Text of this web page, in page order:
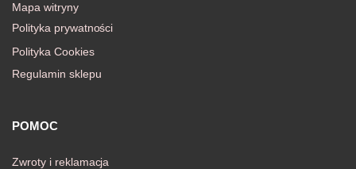
Mapa witryny
Polityka prywatności
Polityka Cookies
Regulamin sklepu
POMOC
Zwroty i reklamacja